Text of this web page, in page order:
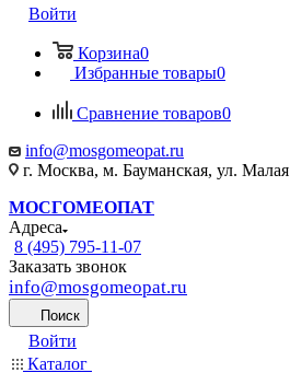
Войти
Корзина0
Избранные товары0
Сравнение товаров0
info@mosgomeopat.ru
г. Москва, м. Бауманская, ул.
МОСГОМЕОПАТ
Адреса
8 (495) 795-11-07
Заказать звонок
info@mosgomeopat.ru
Поиск
Войти
Каталог